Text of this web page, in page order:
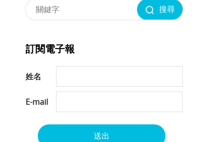
搜尋
訂閱電子報
姓名
E-mail
送出